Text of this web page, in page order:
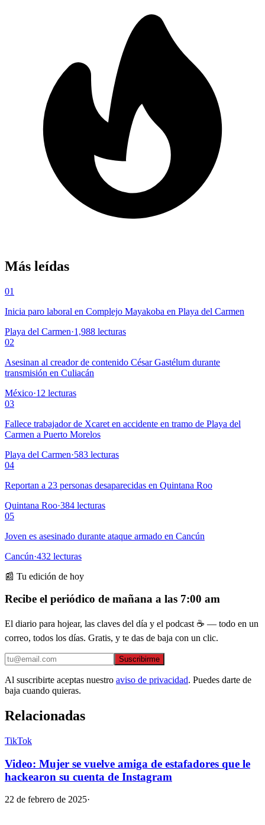
Más leídas
01
Inicia paro laboral en Complejo Mayakoba en Playa del Carmen
Playa del Carmen·1,988 lecturas
02
Asesinan al creador de contenido César Gastélum durante
transmisión en Culiacán
México·12 lecturas
03
Fallece trabajador de Xcaret en accidente en tramo de Playa del
Carmen a Puerto Morelos
Playa del Carmen·583 lecturas
04
Reportan a 23 personas desaparecidas en Quintana Roo
Quintana Roo·384 lecturas
05
Joven es asesinado durante ataque armado en Cancún
Cancún·432 lecturas
📰 Tu edición de hoy
Recibe el periódico de mañana a las 7:00 am
El diario para hojear, las claves del día y el podcast ☕ — todo en un
correo, todos los días. Gratis, y te das de baja con un clic.
Suscribirme
Al suscribirte aceptas nuestro aviso de privacidad. Puedes darte de
baja cuando quieras.
Relacionadas
TikTok
Video: Mujer se vuelve amiga de estafadores que le
hackearon su cuenta de Instagram
22 de febrero de 2025·